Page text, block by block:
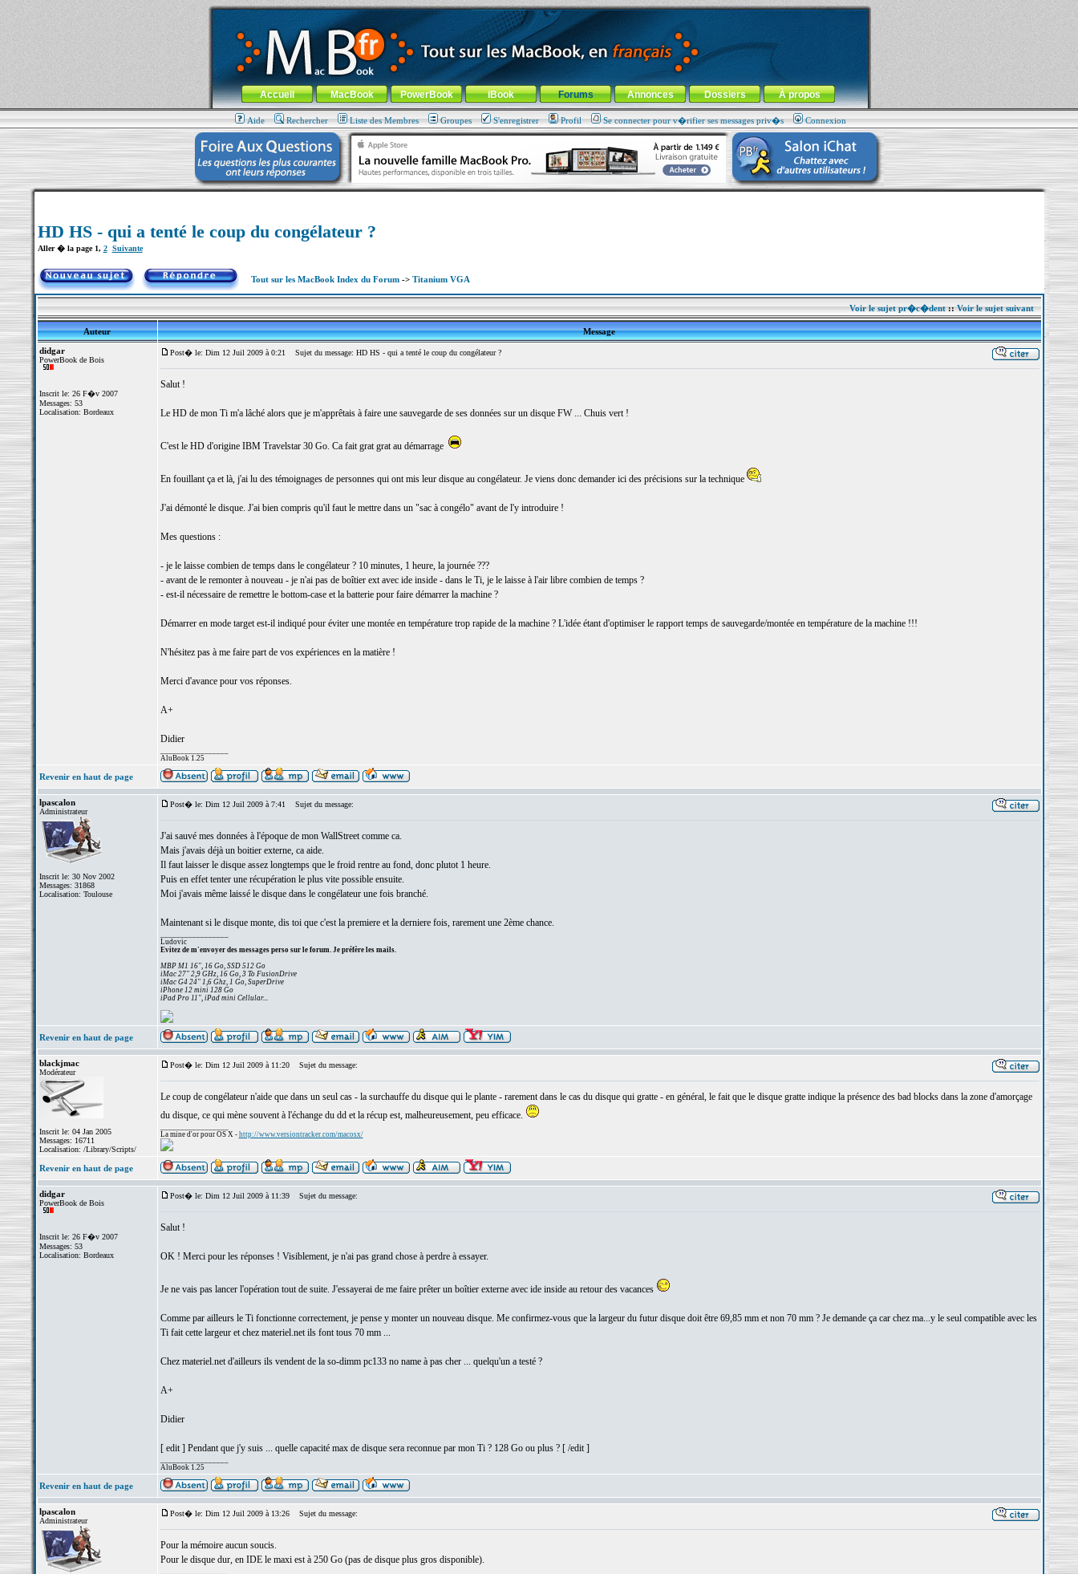
MacBook-fr.com : 100% Apple... 100% nomade !
Aller au contenu-Aller au menu général-Aller au menu de la rubrique
Menu général
Accueil MacBook PowerBook iBook Forums Annonces Dossiers À propos
Aide Rechercher Liste des Membres Groupes S'enregistrer Profil Se connecter pour v�rifier ses messages priv�s Connexion
HD HS - qui a tenté le coup du congélateur ?
Aller � la page 1, 2 Suivante
Tout sur les MacBook Index du Forum-> Titanium VGA
Voir le sujet pr�c�dent::Voir le sujet suivant
Auteur
Message
didgar
PowerBook de Bois
Inscrit le: 26 F�v 2007
Messages: 53
Localisation: Bordeaux
Post� le: Dim 12 Juil 2009 à 0:21 Sujet du message: HD HS - qui a tenté le coup du congélateur ?
Salut !
Le HD de mon Ti m'a lâché alors que je m'apprêtais à faire une sauvegarde de ses données sur un disque FW ... Chuis vert !
C'est le HD d'origine IBM Travelstar 30 Go. Ca fait grat grat au démarrage
En fouillant ça et là, j'ai lu des témoignages de personnes qui ont mis leur disque au congélateur. Je viens donc demander ici des précisions sur la technique
J'ai démonté le disque. J'ai bien compris qu'il faut le mettre dans un "sac à congélo" avant de l'y introduire !
Mes questions :
- je le laisse combien de temps dans le congélateur ? 10 minutes, 1 heure, la journée ???
- avant de le remonter à nouveau - je n'ai pas de boîtier ext avec ide inside - dans le Ti, je le laisse à l'air libre combien de temps ?
- est-il nécessaire de remettre le bottom-case et la batterie pour faire démarrer la machine ?
Démarrer en mode target est-il indiqué pour éviter une montée en température trop rapide de la machine ? L'idée étant d'optimiser le rapport temps de sauvegarde/montée en température de la machine !!!
N'hésitez pas à me faire part de vos expériences en la matière !
Merci d'avance pour vos réponses.
A+
Didier
AluBook 1.25
Revenir en haut de page
lpascalon
Administrateur
Inscrit le: 30 Nov 2002
Messages: 31868
Localisation: Toulouse
Post� le: Dim 12 Juil 2009 à 7:41 Sujet du message:
J'ai sauvé mes données à l'époque de mon WallStreet comme ca.
Mais j'avais déjà un boitier externe, ca aide.
Il faut laisser le disque assez longtemps que le froid rentre au fond, donc plutot 1 heure.
Puis en effet tenter une récupération le plus vite possible ensuite.
Moi j'avais même laissé le disque dans le congélateur une fois branché.
Maintenant si le disque monte, dis toi que c'est la premiere et la derniere fois, rarement une 2ème chance.
Ludovic
Evitez de m'envoyer des messages perso sur le forum. Je préfère les mails.
MBP M1 16", 16 Go, SSD 512 Go
iMac 27" 2,9 GHz, 16 Go, 3 To FusionDrive
iMac G4 24" 1,6 Ghz, 1 Go, SuperDrive
iPhone 12 mini 128 Go
iPad Pro 11", iPad mini Cellular...
Revenir en haut de page
blackjmac
Modérateur
Inscrit le: 04 Jan 2005
Messages: 16711
Localisation: /Library/Scripts/
Post� le: Dim 12 Juil 2009 à 11:20 Sujet du message:
Le coup de congélateur n'aide que dans un seul cas - la surchauffe du disque qui le plante - rarement dans le cas du disque qui gratte - en général, le fait que le disque gratte indique la présence des bad blocks dans la zone d'amorçage
du disque, ce qui mène souvent à l'échange du dd et la récup est, malheureusement, peu efficace.
La mine d'or pour OS X - http://www.versiontracker.com/macosx/
Revenir en haut de page
didgar
PowerBook de Bois
Inscrit le: 26 F�v 2007
Messages: 53
Localisation: Bordeaux
Post� le: Dim 12 Juil 2009 à 11:39 Sujet du message:
Salut !
OK ! Merci pour les réponses ! Visiblement, je n'ai pas grand chose à perdre à essayer.
Je ne vais pas lancer l'opération tout de suite. J'essayerai de me faire prêter un boîtier externe avec ide inside au retour des vacances
Comme par ailleurs le Ti fonctionne correctement, je pense y monter un nouveau disque. Me confirmez-vous que la largeur du futur disque doit être 69,85 mm et non 70 mm ? Je demande ça car chez ma...y le seul compatible avec les
Ti fait cette largeur et chez materiel.net ils font tous 70 mm ...
Chez materiel.net d'ailleurs ils vendent de la so-dimm pc133 no name à pas cher ... quelqu'un a testé ?
A+
Didier
[ edit ] Pendant que j'y suis ... quelle capacité max de disque sera reconnue par mon Ti ? 128 Go ou plus ? [ /edit ]
AluBook 1.25
Revenir en haut de page
lpascalon
Administrateur
Post� le: Dim 12 Juil 2009 à 13:26 Sujet du message:
Pour la mémoire aucun soucis.
Pour le disque dur, en IDE le maxi est à 250 Go (pas de disque plus gros disponible).